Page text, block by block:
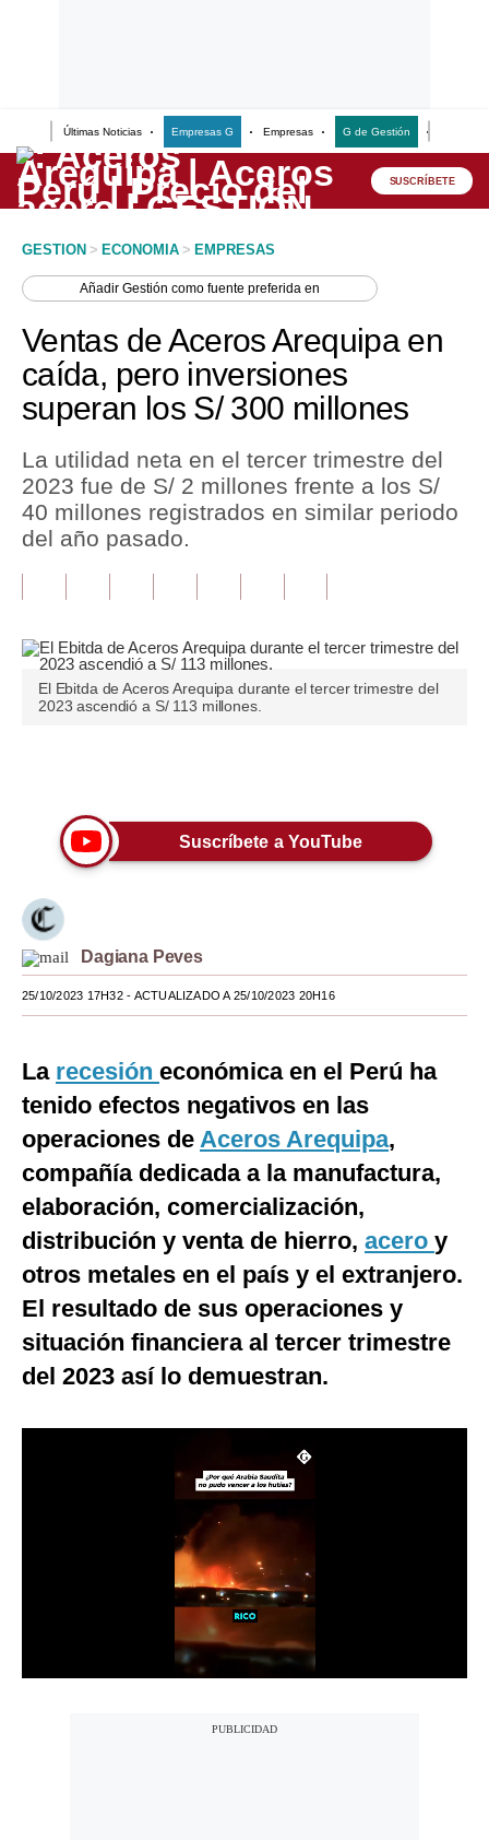
Últimas Noticias Empresas G Empresas G de Gestión
Lo último
Peru Quiosco
Economía
Mercados
Política
Tu Dinero
Finanzas Personales
Plus G
Opinión
Blogs
Lujo
Viajes
Mundo
EEUU
México
España
Internacional
Tecnología
SUSCRÍBETE
GESTION > ECONOMIA > EMPRESAS
AñadirGestión como fuente preferida en
Ventas de Aceros Arequipa en
caída, pero inversiones
superan los S/ 300 millones
La utilidad neta en el tercer trimestre del
2023 fue de S/ 2 millones frente a los S/
40 millones registrados en similar periodo
del año pasado.
El Ebitda de Aceros Arequipa durante el tercer trimestre del
2023 ascendió a S/ 113 millones.
Suscríbete a YouTube
Dagiana Peves
25/10/2023 17H32- ACTUALIZADO A 25/10/2023 20H16
La recesión económica en el Perú ha
tenido efectos negativos en las
operaciones de Aceros Arequipa,
compañía dedicada a la manufactura,
elaboración, comercialización,
distribución y venta de hierro, acero y
otros metales en el país y el extranjero.
El resultado de sus operaciones y
situación financiera al tercer trimestre
del 2023 así lo demuestran.